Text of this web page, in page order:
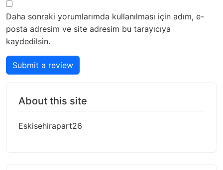
Daha sonraki yorumlarımda kullanılması için adım, e-
posta adresim ve site adresim bu tarayıcıya
kaydedilsin.
Submit a review
About this site
Eskisehirapart26